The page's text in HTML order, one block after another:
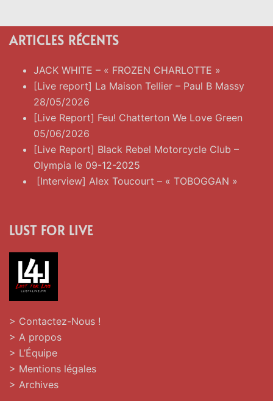
ARTICLES RÉCENTS
JACK WHITE – « FROZEN CHARLOTTE »
[Live report] La Maison Tellier – Paul B Massy
28/05/2026
[Live Report] Feu! Chatterton We Love Green
05/06/2026
[Live Report] Black Rebel Motorcycle Club –
Olympia le 09-12-2025
[Interview] Alex Toucourt – « TOBOGGAN »
LUST FOR LIVE
> Contactez-Nous !
> A propos
> L’Équipe
> Mentions légales
> Archives